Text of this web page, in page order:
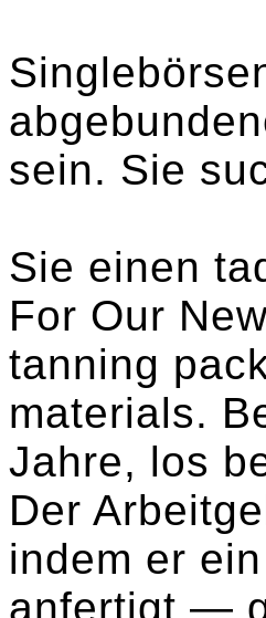
sein. Sie
Sie einen
For Our
tanning
materials.
Jahre, los
Der
indem er
anfertigt —